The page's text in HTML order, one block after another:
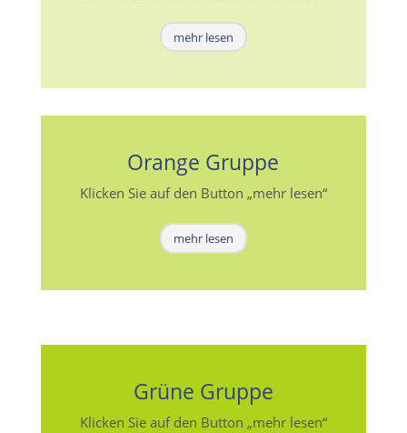
mehr lesen
Orange Gruppe
Klicken Sie auf den Button „mehr lesen“
mehr lesen
Grüne Gruppe
Klicken Sie auf den Button „mehr lesen“